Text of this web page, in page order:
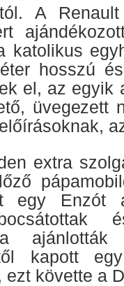
A
katolikus
hosszú
el, az egyik
üvegezett
extra
egy Enzót
kapott
ezt követte a